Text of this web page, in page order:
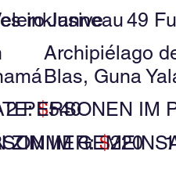
inklusive
$540
ZIMMER:$220
Janneau49
Archipiélago
Blas, Guna
2 PERSONEN IM
IM